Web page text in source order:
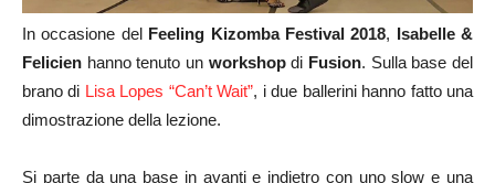
In occasione del Feeling Kizomba Festival 2018, Isabelle &
Felicien hanno tenuto un workshopdi Fusion. Sulla base del
brano di Lisa Lopes “Can’t Wait”, i due ballerini hanno fatto una
dimostrazione della lezione.
Si parte da una base in avanti e indietro con uno slow e una